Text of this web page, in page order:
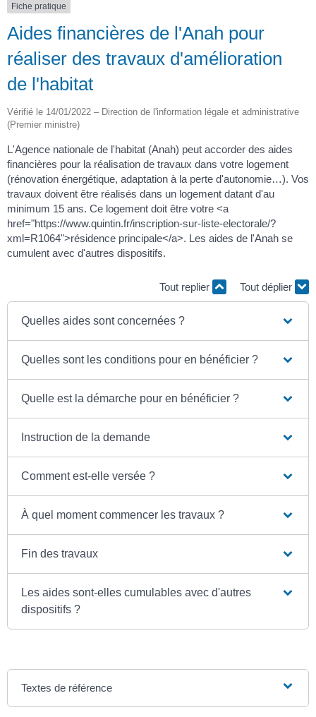
Fiche pratique
Aides financières de l'Anah pour
réaliser des travaux d'amélioration
de l'habitat
Vérifié le 14/01/2022 – Direction de l'information légale et administrative
(Premier ministre)
L'Agence nationale de l'habitat (Anah) peut accorder des aides
financières pour la réalisation de travaux dans votre logement
(rénovation énergétique, adaptation à la perte d'autonomie…). Vos
travaux doivent être réalisés dans un logement datant d'au
minimum 15 ans. Ce logement doit être votre <a
href="https://www.quintin.fr/inscription-sur-liste-electorale/?
xml=R1064">résidence principale</a>. Les aides de l'Anah se
cumulent avec d'autres dispositifs.
Tout replier Tout déplier
Quelles aides sont concernées ?
Quelles sont les conditions pour en bénéficier ?
Quelle est la démarche pour en bénéficier ?
Instruction de la demande
Comment est-elle versée ?
À quel moment commencer les travaux ?
Fin des travaux
Les aides sont-elles cumulables avec d'autres
dispositifs ?
Textes de référence